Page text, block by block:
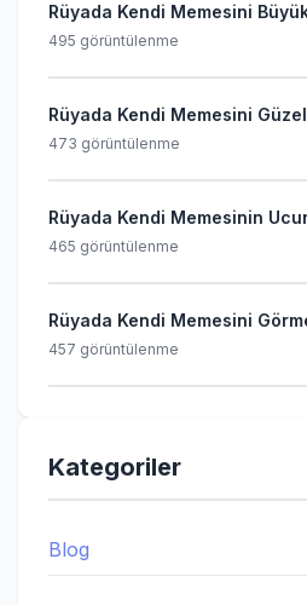
Rüyada Kendi Memesini
495 görüntülenme
Rüyada Kendi Memesini
473 görüntülenme
Rüyada Kendi Memesinin
465 görüntülenme
Rüyada Kendi Memesini
457 görüntülenme
Kategoriler
Blog